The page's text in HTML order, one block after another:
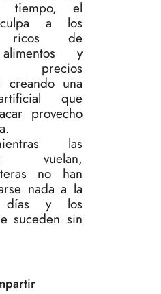
tiempo, el
a los
ricos de
y
precios
creando una
que
provecho
las
vuelan,
no han
nada a la
días y los
suceden sin